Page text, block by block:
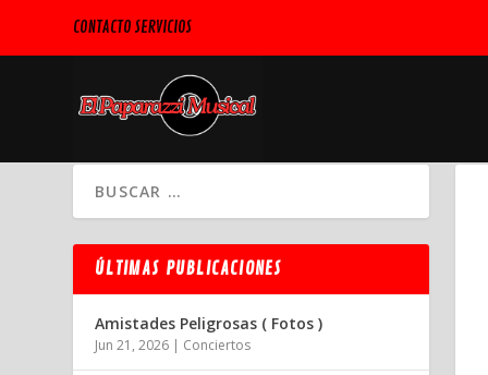
CONTACTO SERVICIOS
ÚLTIMAS PUBLICACIONES
Amistades Peligrosas ( Fotos )
Jun 21, 2026 | Conciertos